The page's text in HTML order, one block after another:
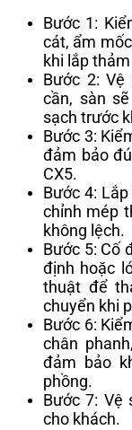
Bước 1:
cát, ẩm
khi lắp
Bước 2:
cần, sàn
sạch trước
Bước 3:
đảm bảo
CX5.
Bước 4:
chỉnh mép
không lệch.
Bước 5: Cố
định hoặc
thuật để
chuyển khi
Bước 6:
chân
đảm bảo
phồng.
Bước 7: Vệ
cho khách.